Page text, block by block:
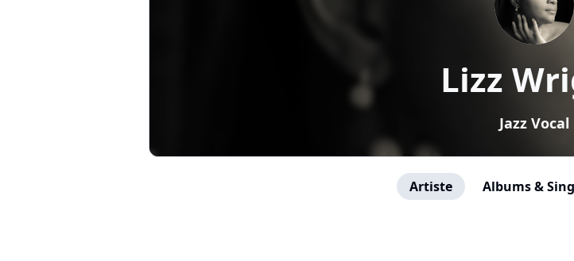
Lizz
Jazz Vocal
Artiste Albums &